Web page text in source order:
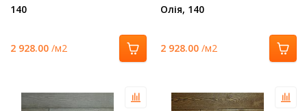
140
2 928.00 /м2
Олія, 140
2 928.00 /м2